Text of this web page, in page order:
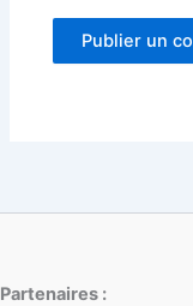
Partenaires :